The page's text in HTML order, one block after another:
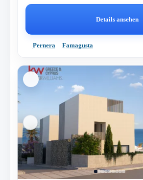
Details ansehen
Pernera Famagusta